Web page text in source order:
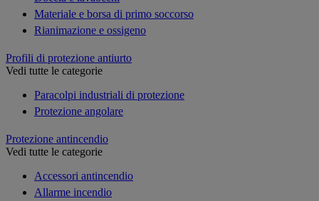
Materiale e borsa di primo soccorso
Rianimazione e ossigeno
Profili di protezione antiurto
Vedi tutte le categorie
Paracolpi industriali di protezione
Protezione angolare
Protezione antincendio
Vedi tutte le categorie
Accessori antincendio
Allarme incendio